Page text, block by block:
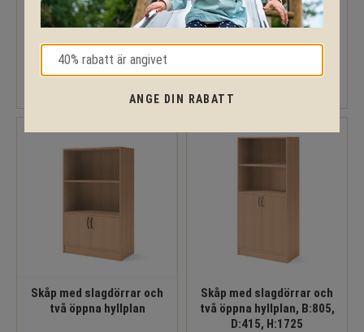
Skåp med slagdörrar
Skåp med slagdörrar och
tre öppna hyllplan, B:805,
Skåp med slagdörrar och
två öppna hyllplan
Skåp med slagdörrar och
två öppna hyllplan, B:805,
D:415, H:1725
ANGE DIN RABATT